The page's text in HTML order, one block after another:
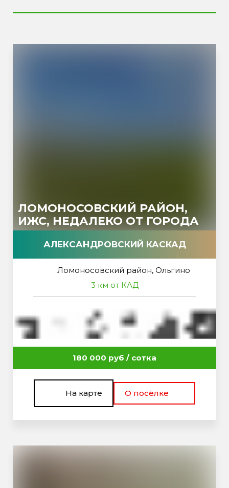
ЛОМОНОСОВСКИЙ РАЙОН,
ИЖС, НЕДАЛЕКО ОТ ГОРОДА
АЛЕКСАНДРОВСКИЙ КАСКАД
Ломоносовский район, Ольгино
3 км от КАД
180 000 руб / сотка
На карте О посёлке